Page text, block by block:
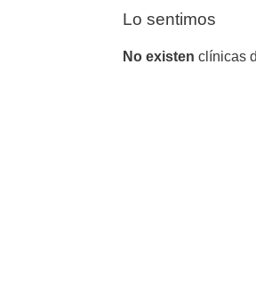
Lo sentimos
No existen clínicas